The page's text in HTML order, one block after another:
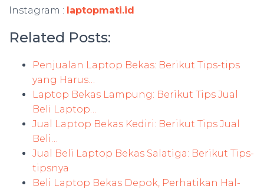
Instagram : laptopmati.id
Related Posts:
Penjualan Laptop Bekas: Berikut Tips-tips
yang Harus…
Laptop Bekas Lampung: Berikut Tips Jual
Beli Laptop…
Jual Laptop Bekas Kediri: Berikut Tips Jual
Beli…
Jual Beli Laptop Bekas Salatiga: Berikut Tips-
tipsnya
Beli Laptop Bekas Depok, Perhatikan Hal-